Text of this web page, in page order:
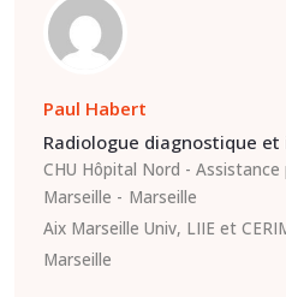
Paul Habert
Radiologue diagnostique
CHU Hôpital Nord -
Marseille
Marseille
Aix Marseille Univ, LIIE et
Marseille